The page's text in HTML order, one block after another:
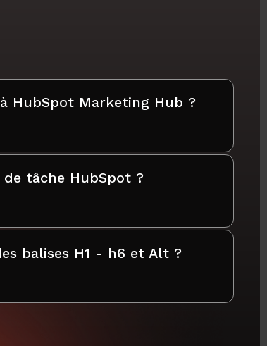
HubSpot Marketing Hub ?
tâche HubSpot ?
balises H1 - h6 et Alt ?